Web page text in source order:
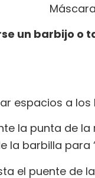
Máscaras
un barbijo o
espacios a los
la punta de la
barbilla para
el puente de